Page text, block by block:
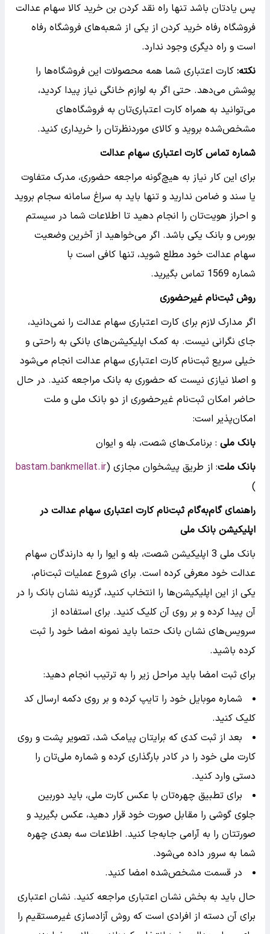
پس یادتان باشد تنها راه نقد کردن بن خرید کالا سهام عدالت
فروشگاه رفاه خرید کردن از یکی از شعبه‌های فروشگاه رفاه
است و راه دیگری وجود ندارد.
نکته: کارت اعتباری شما همه محصولات این فروشگاه‌ها را
پوشش می‌دهد. حتی اگر به لوازم خانگی نیاز پیدا کردید،
می‌توانید به همراه کارت اعتباری‌تان به فروشگاه‌های
مشخص‌شده بروید و کالای موردنظرتان را خریداری کنید.
شماره تماس کارت اعتباری سهام عدالت
برای این کار نیاز به هیچ‌گونه مراجعه حضوری، مدرک متفاوت
یا سند و ضامن ندارید و تنها باید به سراغ سامانه سجام بروید
و احراز هویت‌تان را انجام دهید تا اطلاعات شما در سیستم
بورس و بانک یکی باشد. اگر می‌خواهید از آخرین وضعیت
سهام عدالت خود مطلع شوید، تنها کافی است با
شماره 1569 تماس بگیرید.
روش ثبت‌نام غیرحضوری
اگر مدارک لازم برای کارت اعتباری سهام عدالت را نمی‌دانید،
جای نگرانی نیست. به کمک اپلیکیشن‌های بانکی به راحتی و
خیلی سریع ثبت‌نام کارت اعتباری سهام عدالت انجام می‌شود
و اصلا نیازی نیست که حضوری به بانک مراجعه کنید. در حال
حاضر امکان ثبت‌نام غیرحضوری از دو بانک ملی و ملت
امکان‌پذیر است:
بانک ملی : برنامک‌های شصت، بله و ایوان
بانک ملت: از طریق پیشخوان مجازی (bastam.bankmellat.ir
)
راهنمای گام‌به‌گام ثبت‌نام کارت اعتباری سهام عدالت در
اپلیکیشن بانک ملی
بانک ملی 3 اپلیکیشن شصت، بله و ایوا را به دارندگان سهام
عدالت خود معرفی کرده است. برای شروع عملیات ثبت‌نام،
یکی از این اپلیکیشن‌ها را انتخاب کنید، گزینه نشان بانک را در
آن پیدا کرده و بر روی آن کلیک کنید. برای استفاده از
سرویس‌های نشان بانک حتما باید نمونه امضا خود را ثبت
کرده باشید.
برای ثبت امضا باید مراحل زیر را به ترتیب انجام دهید:
شماره موبایل خود را تایپ کرده و بر روی دکمه ارسال کد
کلیک کنید.
بعد از ثبت کدی که برایتان پیامک شد، تصویر پشت و روی
کارت ملی خود را در کادر بارگذاری کرده و شماره ملی‌تان را
دستی وارد کنید.
برای تطبیق چهره‌تان با عکس کارت ملی، باید دوربین
جلوی گوشی را مقابل صورت خود قرار دهید، عکس بگیرید و
صورتتان را به آرامی جابه‌جا کنید. اطلاعات سه بعدی چهره
شما به سرور داده می‌شود.
در قسمت مشخص‌شده امضا کنید.
حال باید به بخش نشان اعتباری مراجعه کنید. نشان اعتباری
برای آن دسته از افرادی است که روش آزادسازی غیرمستقیم را